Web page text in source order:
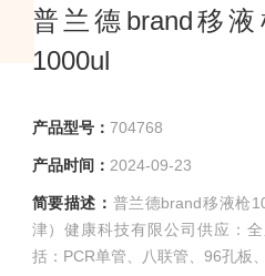
普兰德brand移液
1000ul
产品型号： 704768
产品时间： 2024-09-23
简要描述： 普兰德brand移液枪
津）健康科技有限公司供应：
括：PCR单管、八联管、96孔板